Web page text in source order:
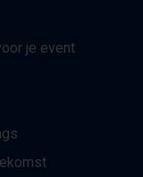
je event